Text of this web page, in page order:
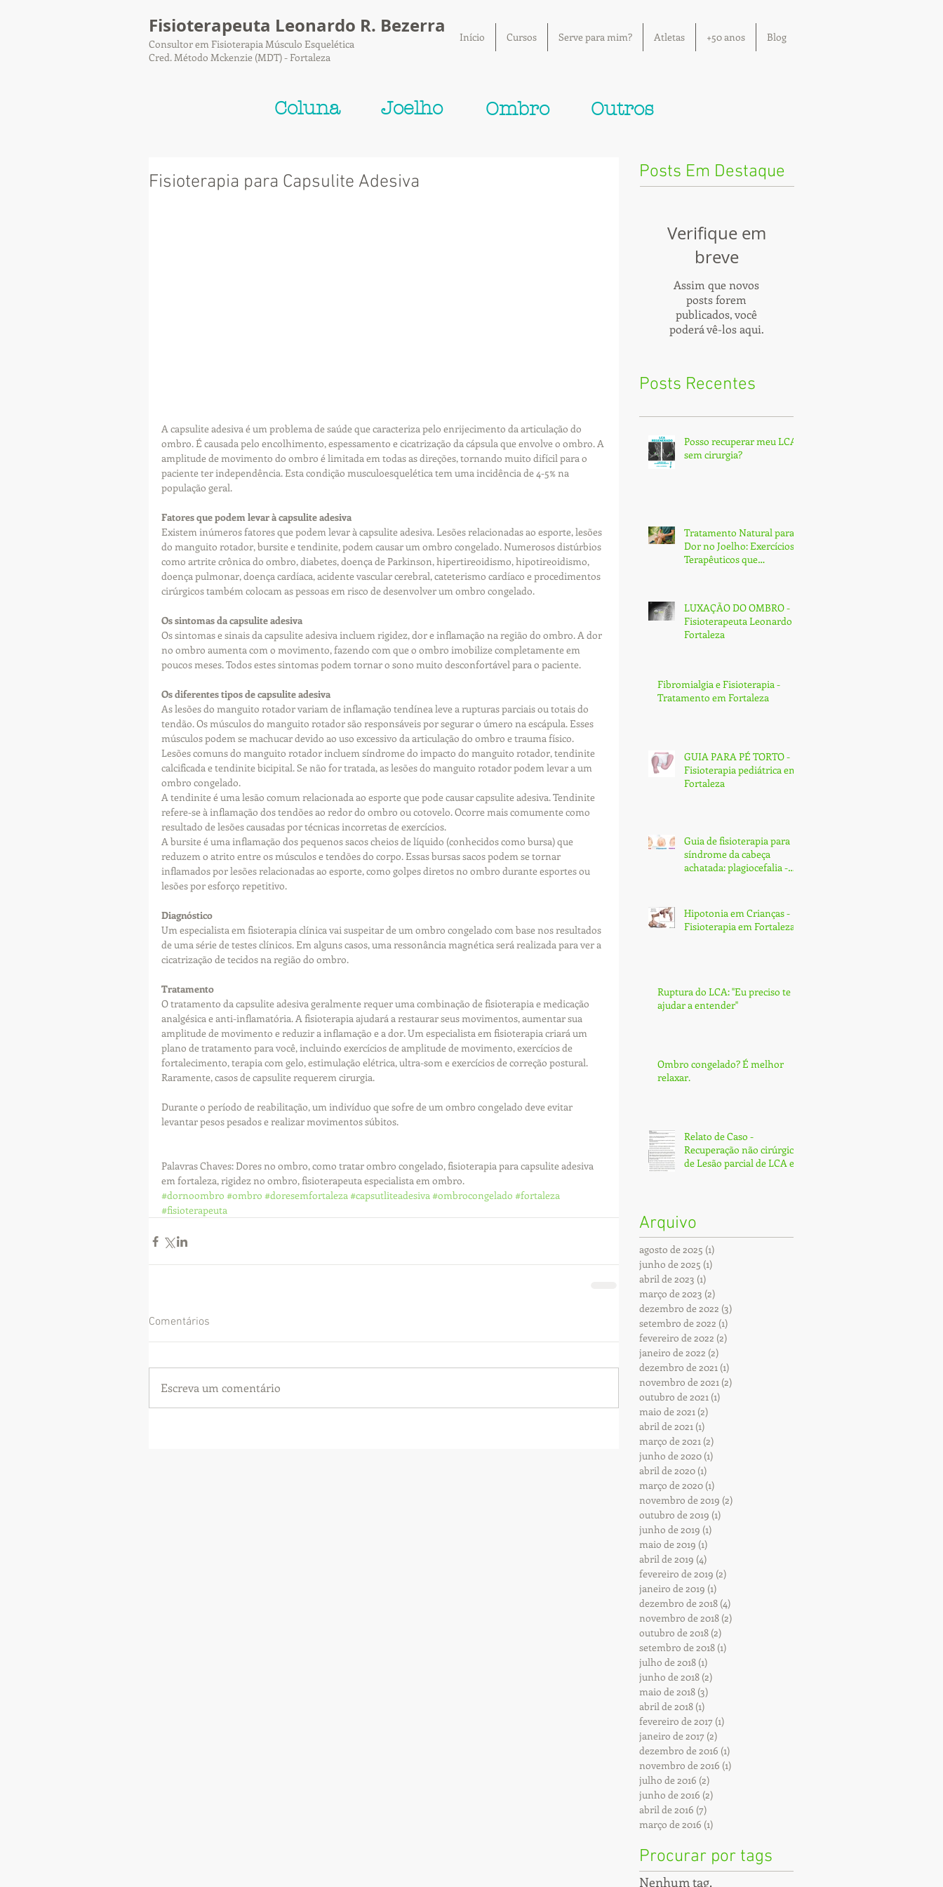
Fisioterapeuta Leonardo R. Bezerra
Consultor em Fisioterapia Músculo Esquelética
Cred. Método Mckenzie (MDT) - Fortaleza
Início Cursos Serve para mim? Atletas +50 anos Blog
Coluna Joelho Ombro Outros
Fisioterapia para Capsulite Adesiva
A capsulite adesiva é um problema de saúde que caracteriza pelo enrijecimento da articulação do
ombro. É causada pelo encolhimento, espessamento e cicatrização da cápsula que envolve o ombro. A
amplitude de movimento do ombro é limitada em todas as direções, tornando muito difícil para o
paciente ter independência. Esta condição musculoesquelética tem uma incidência de 4-5% na
população geral.
Fatores que podem levar à capsulite adesiva
Existem inúmeros fatores que podem levar à capsulite adesiva. Lesões relacionadas ao esporte, lesões
do manguito rotador, bursite e tendinite, podem causar um ombro congelado. Numerosos distúrbios
como artrite crônica do ombro, diabetes, doença de Parkinson, hipertireoidismo, hipotireoidismo,
doença pulmonar, doença cardíaca, acidente vascular cerebral, cateterismo cardíaco e procedimentos
cirúrgicos também colocam as pessoas em risco de desenvolver um ombro congelado.
Os sintomas da capsulite adesiva
Os sintomas e sinais da capsulite adesiva incluem rigidez, dor e inflamação na região do ombro. A dor
no ombro aumenta com o movimento, fazendo com que o ombro imobilize completamente em
poucos meses. Todos estes sintomas podem tornar o sono muito desconfortável para o paciente.
Os diferentes tipos de capsulite adesiva
As lesões do manguito rotador variam de inflamação tendínea leve a rupturas parciais ou totais do
tendão. Os músculos do manguito rotador são responsáveis ​​por segurar o úmero na escápula. Esses
músculos podem se machucar devido ao uso excessivo da articulação do ombro e trauma físico.
Lesões comuns do manguito rotador incluem síndrome do impacto do manguito rotador, tendinite
calcificada e tendinite bicipital. Se não for tratada, as lesões do manguito rotador podem levar a um
ombro congelado.
A tendinite é uma lesão comum relacionada ao esporte que pode causar capsulite adesiva. Tendinite
refere-se à inflamação dos tendões ao redor do ombro ou cotovelo. Ocorre mais comumente como
resultado de lesões causadas por técnicas incorretas de exercícios.
A bursite é uma inflamação dos pequenos sacos cheios de líquido (conhecidos como bursa) que
reduzem o atrito entre os músculos e tendões do corpo. Essas bursas sacos podem se tornar
inflamados por lesões relacionadas ao esporte, como golpes diretos no ombro durante esportes ou
lesões por esforço repetitivo.
Diagnóstico
Um especialista em fisioterapia clínica vai suspeitar de um ombro congelado com base nos resultados
de uma série de testes clínicos. Em alguns casos, uma ressonância magnética será realizada para ver a
cicatrização de tecidos na região do ombro.
Tratamento
O tratamento da capsulite adesiva geralmente requer uma combinação de fisioterapia e medicação
analgésica e anti-inflamatória. A fisioterapia ajudará a restaurar seus movimentos, aumentar sua
amplitude de movimento e reduzir a inflamação e a dor. Um especialista em fisioterapia criará um
plano de tratamento para você, incluindo exercícios de amplitude de movimento, exercícios de
fortalecimento, terapia com gelo, estimulação elétrica, ultra-som e exercícios de correção postural.
Raramente, casos de capsulite requerem cirurgia.
Durante o período de reabilitação, um indivíduo que sofre de um ombro congelado deve evitar
levantar pesos pesados ​​e realizar movimentos súbitos.
Palavras Chaves: Dores no ombro, como tratar ombro congelado, fisioterapia para capsulite adesiva
em fortaleza, rigidez no ombro, fisioterapeuta especialista em ombro.
#dornoombro #ombro #doresemfortaleza#capsutliteadesiva#ombrocongelado #fortaleza
#fisioterapeuta
Comentários
Escreva um comentário
Posts Em Destaque
Verifique em
breve
Assim que novos
posts forem
publicados, você
poderá vê-los aqui.
Posts Recentes
Posso recuperar meu LCA
sem cirurgia?
Tratamento Natural para
Dor no Joelho: Exercícios
Terapêuticos que
LUXAÇÃO DO OMBRO -
Fisioterapeuta Leonardo -
Fortaleza
Fibromialgia e Fisioterapia -
Tratamento em Fortaleza
GUIA PARA PÉ TORTO -
Fisioterapia pediátrica em
Fortaleza
Guia de fisioterapia para
síndrome da cabeça
achatada: plagiocefalia -
Hipotonia em Crianças -
Fisioterapia em Fortaleza
Ruptura do LCA: ''Eu preciso te
ajudar a entender''
Ombro congelado? É melhor
relaxar.
Relato de Caso -
Recuperação não cirúrgica
de Lesão parcial de LCA e
Arquivo
agosto de 2025 (1)
junho de 2025 (1)
abril de 2023 (1)
março de 2023 (2)
dezembro de 2022 (3)
setembro de 2022 (1)
fevereiro de 2022 (2)
janeiro de 2022 (2)
dezembro de 2021 (1)
novembro de 2021 (2)
outubro de 2021 (1)
maio de 2021 (2)
abril de 2021 (1)
março de 2021 (2)
junho de 2020 (1)
abril de 2020 (1)
março de 2020 (1)
novembro de 2019 (2)
outubro de 2019 (1)
junho de 2019 (1)
maio de 2019 (1)
abril de 2019 (4)
fevereiro de 2019 (2)
janeiro de 2019 (1)
dezembro de 2018 (4)
novembro de 2018 (2)
outubro de 2018 (2)
setembro de 2018 (1)
julho de 2018 (1)
junho de 2018 (2)
maio de 2018 (3)
abril de 2018 (1)
fevereiro de 2017 (1)
janeiro de 2017 (2)
dezembro de 2016 (1)
novembro de 2016 (1)
julho de 2016 (2)
junho de 2016 (2)
abril de 2016 (7)
março de 2016 (1)
Procurar por tags
Nenhum tag.